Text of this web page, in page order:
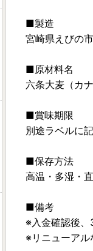
■製造
宮崎県えびの市
■原材料名
六条大麦（カ
■賞味期限
別途ラベルに
■保存方法
高温・多湿・
■備考
※入金確認後
※リニューアル